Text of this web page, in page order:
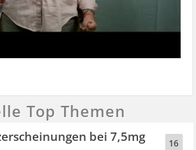
Top Themen
16
bei 7,5mg